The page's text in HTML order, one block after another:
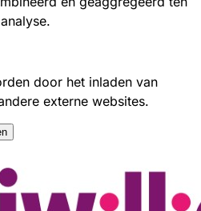
door het inladen van
externe websites.